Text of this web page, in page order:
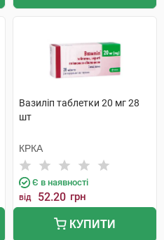
Вазиліп таблетки 20 мг 28
шт
КРКА
Є в наявності
від 52.20 грн
КУПИТИ